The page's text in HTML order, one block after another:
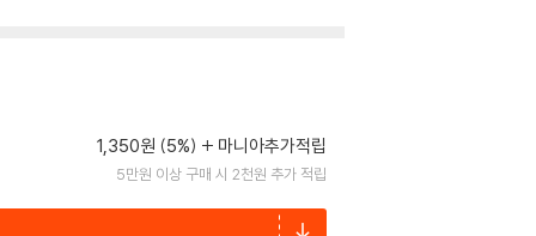
1,350원 (5%) 마니아추가적립
5만원 이상 구매 시 2천원 추가 적립